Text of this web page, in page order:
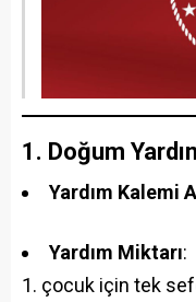
1. Doğum
Yardım Kalemi
Yardım Miktarı:
çocuk için tek